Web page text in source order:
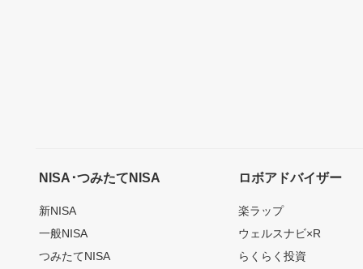
NISA･つみたてNISA
新NISA
一般NISA
つみたてNISA
ロボアドバイザー
楽ラップ
ウェルスナビ×R
らくらく投資